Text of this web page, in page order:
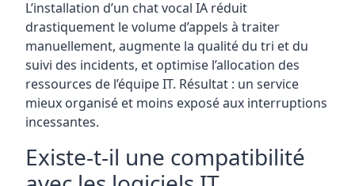
L’installation d’un chat vocal IA réduit
drastiquement le volume d’appels à traiter
manuellement, augmente la qualité du tri et du
suivi des incidents, et optimise l’allocation des
ressources de l’équipe IT. Résultat : un service
mieux organisé et moins exposé aux interruptions
incessantes.
Existe-t-il une compatibilité